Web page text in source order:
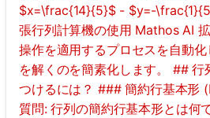
$x=\frac{14}{5}$ - $y=-
張行列計算機の使用 Mathos AI
操作を適用するプロセスを自動
を解くのを簡素化します。 ## 行
つけるには？ ### 簡約行基本形
質問: 行列の簡約行基本形とは何